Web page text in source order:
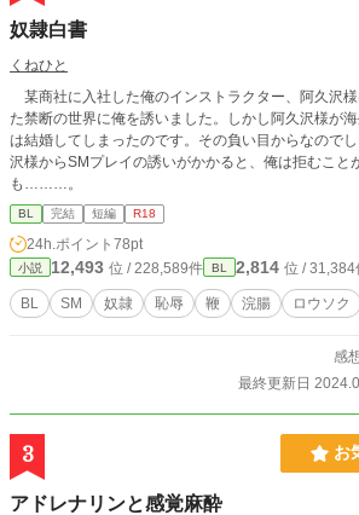
奴隷白書
くねひと
某商社に入社した俺のインストラクター、阿久沢
た禁断の世界に俺を誘いました。しかし阿久沢様が
は結婚してしまったのです。その負い目からなので
沢様からSMプレイの誘いがかかると、俺は拒むこと
も………。
BL 完結 短編 R18
24h.ポイント 78pt
小説 12,493 位 / 228,589件 BL 2,814 位 / 31,384
BL SM 奴隷 恥辱 鞭 浣腸 ロウソク
感
最終更新日
3 お
アドレナリンと感覚麻酔